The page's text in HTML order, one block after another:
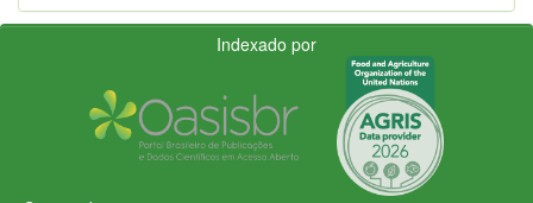
Indexado por